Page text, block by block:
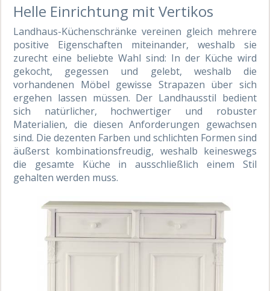
Helle Einrichtung mit Vertikos
Landhaus-Küchenschränke vereinen gleich mehrere
positive Eigenschaften miteinander, weshalb sie
zurecht eine beliebte Wahl sind: In der Küche wird
gekocht, gegessen und gelebt, weshalb die
vorhandenen Möbel gewisse Strapazen über sich
ergehen lassen müssen. Der Landhausstil bedient
sich natürlicher, hochwertiger und robuster
Materialien, die diesen Anforderungen gewachsen
sind. Die dezenten Farben und schlichten Formen sind
äußerst kombinationsfreudig, weshalb keineswegs
die gesamte Küche in ausschließlich einem Stil
gehalten werden muss.